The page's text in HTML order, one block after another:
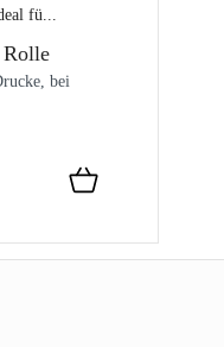
bei